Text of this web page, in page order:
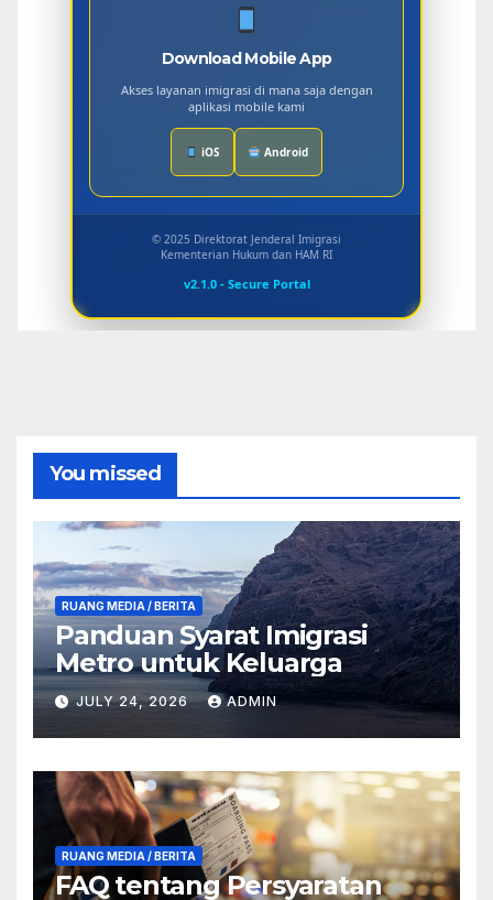
Download Mobile App
Akses layanan imigrasi di mana saja dengan
aplikasi mobile kami
iOS Android
© 2025 Direktorat Jenderal Imigrasi
Kementerian Hukum dan HAM RI
v2.1.0 - Secure Portal
You missed
RUANG MEDIA / BERITA
Panduan Syarat Imigrasi
Metro untuk Keluarga
JULY 24, 2026 ADMIN
RUANG MEDIA / BERITA
FAQ tentang Persyaratan